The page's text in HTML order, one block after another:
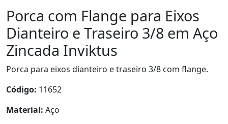
Porca com Flange para Eixos
Dianteiro e Traseiro 3/8 em Aço
Zincada Inviktus
Porca para eixos dianteiro e traseiro 3/8 com flange.
Código: 11652
Material: Aço